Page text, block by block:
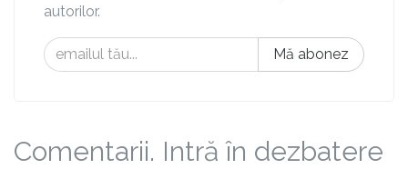
autorilor.
Mă abonez
Comentarii. Intră în dezbatere